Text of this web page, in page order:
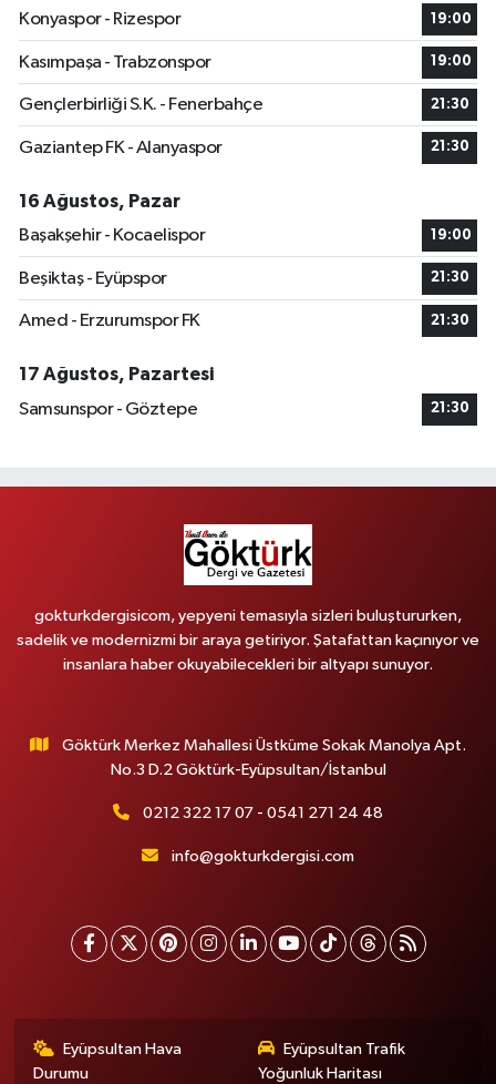
Konyaspor - Rizespor
19:00
Kasımpaşa - Trabzonspor 19:00
Gençlerbirliği S.K. - Fenerbahçe 21:30
Gaziantep FK - Alanyaspor 21:30
16 Ağustos, Pazar
Başakşehir - Kocaelispor
19:00
Beşiktaş - Eyüpspor 21:30
Amed - Erzurumspor FK 21:30
17 Ağustos, Pazartesi
Samsunspor - Göztepe
21:30
gokturkdergisicom, yepyeni temasıyla sizleri buluştururken,
sadelik ve modernizmi bir araya getiriyor. Şatafattan kaçınıyor ve
insanlara haber okuyabilecekleri bir altyapı sunuyor.
Göktürk Merkez Mahallesi Üstküme Sokak Manolya Apt.
No.3 D.2 Göktürk-Eyüpsultan/İstanbul
0212 322 17 07 - 0541 271 24 48
info@gokturkdergisi.com
Eyüpsultan Hava
Durumu
Eyüpsultan Trafik
Yoğunluk Haritası